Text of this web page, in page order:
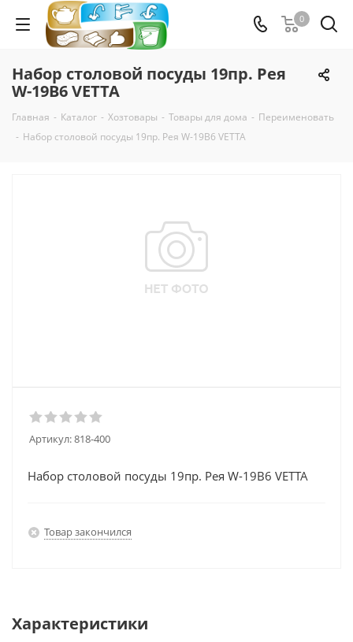
0
Набор столовой посуды 19пр. Рея
W-19B6 VETTA
Главная - Каталог - Хозтовары - Товары для дома - Переименовать
- Набор столовой посуды 19пр. Рея W-19B6 VETTA
Артикул:818-400
Набор столовой посуды 19пр. Рея W-19B6 VETTA
Товар закончился
Характеристики